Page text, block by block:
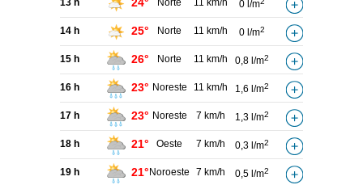
13 h 24° Norte 11 km/h 0 l/m
14 h 25° Norte 11 km/h 0 l/m2
15 h 26° Norte 11 km/h 0,8 l/m2
16 h 23° Noreste 11 km/h 1,6 l/m2
17 h 23° Noreste 7 km/h 1,3 l/m2
18 h 21° Oeste 7 km/h 0,3 l/m2
19 h 21° Noroeste 7 km/h 0,5 l/m2